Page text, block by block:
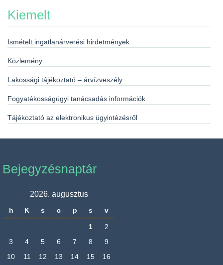
Kiemelt
Ismételt ingatlanárverési hirdetmények
Közlemény
Lakossági tájékoztató – árvízveszély
Fogyatékosságügyi tanácsadás információk
Tájékoztató az elektronikus ügyintézésről
Bejegyzésnaptár
2026. augusztus
h K s c p s v
1
2
3
4 5 6 7 8
9
10
11 12 13 14 15
16